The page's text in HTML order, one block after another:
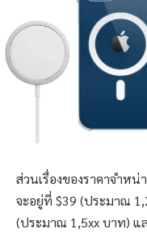
ส่วนเรื่องของราคาจำห
จะอยู่ที่ $39 (ประมาณ
(ประมาณ 1,5xx บาท) แ